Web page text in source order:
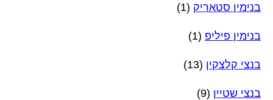
בנימין סטאריק (1)
בנימין פיליפ (1)
בנצי קלצקין (13)
בנצי שטיין (9)